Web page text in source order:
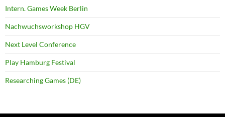
Intern. Games Week Berlin
Nachwuchsworkshop HGV
Next Level Conference
Play Hamburg Festival
Researching Games (DE)